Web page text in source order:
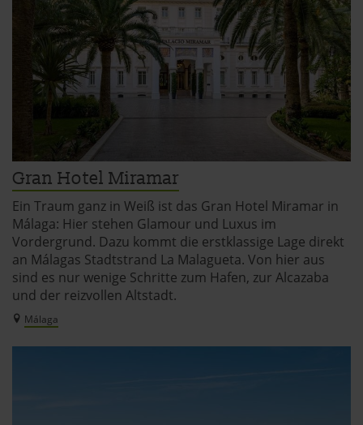
Gran Hotel Miramar
Ein Traum ganz in Weiß ist das Gran Hotel Miramar in
Málaga: Hier stehen Glamour und Luxus im
Vordergrund. Dazu kommt die erstklassige Lage direkt
an Málagas Stadtstrand La Malagueta. Von hier aus
sind es nur wenige Schritte zum Hafen, zur Alcazaba
und der reizvollen Altstadt.
Málaga